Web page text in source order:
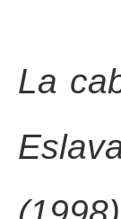
La